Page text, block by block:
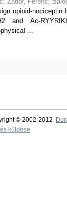
opioid-nociceptin
and Ac-
...
© 2002-2012
küldése